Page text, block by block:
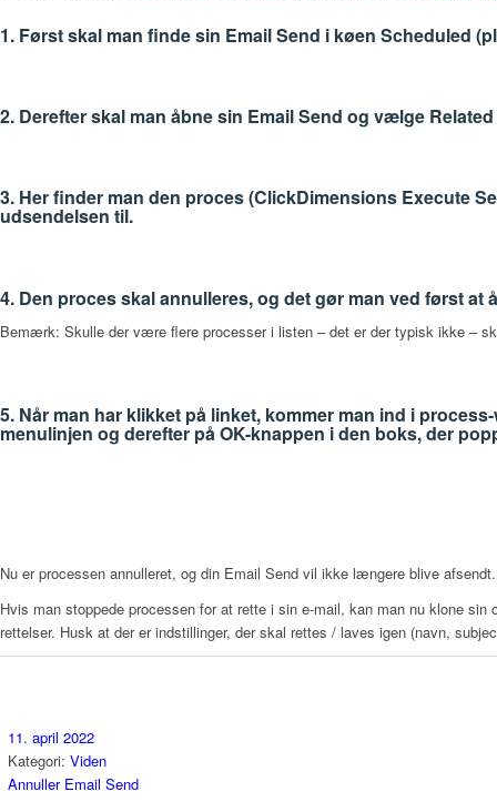
1. Først skal man finde sin Email Send i køen Scheduled
2. Derefter skal man åbne sin Email Send og vælge
3. Her finder man den proces (ClickDimensions Execute
udsendelsen til.
4. Den proces skal annulleres, og det gør man ved først
Bemærk: Skulle der være flere processer i listen – det er der typisk ikke –
5. Når man har klikket på linket, kommer man ind i
menulinjen og derefter på OK-knappen i den boks, der
Nu er processen annulleret, og din Email Send vil ikke længere blive afsendt.
Hvis man stoppede processen for at rette i sin e-mail, kan man nu klone
rettelser. Husk at der er indstillinger, der skal rettes / laves igen (navn,
11. april 2022
Kategori: Viden
Annuller Email Send